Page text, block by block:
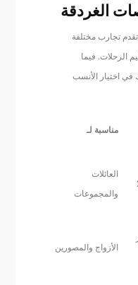
الغردقة
تجارب مختلفة
الرحلات. فيما
في اختيار الأنسب
مناسبة لـ
25
العائلات
والمجموعات
الأزواج والمصورين